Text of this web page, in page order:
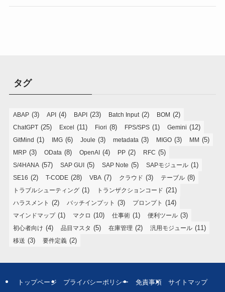
タグ
ABAP (3) API (4) BAPI (23) Batch Input(2) BOM (2)
ChatGPT (25) Excel (11) Fiori (8) FPS/SPS (1) Gemini (12)
GitMind (1) IMG (6) Joule (3) metadata (3) MIGO (3) MM (5)
MRP (3) OData (8) OpenAI (4) PP (2) RFC (5)
S/4HANA (57) SAP GUI (5) SAP Note (5) SAPモジュール (1)
SE16 (2) T-CODE (28) VBA (7) クラウド (3) テーブル (8)
トラブルシューティング (1) トランザクションコード (21)
ハラスメント (2) バッチインプット (3) プロンプト (14)
マインドマップ(1) マクロ (10) 仕事術 (1) 便利ツール (3)
初心者向け (4) 品目マスタ (5) 在庫管理 (2) 汎用モジュール (11)
移送 (3) 要件定義 (2)
トップページ プライバシーポリシー 免責事項 サイトマップ